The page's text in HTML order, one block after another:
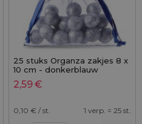
25 stuks Organza zakjes 8 x
10 cm - donkerblauw
2,59€
0,10 € / st. 1 verp. = 25 st.